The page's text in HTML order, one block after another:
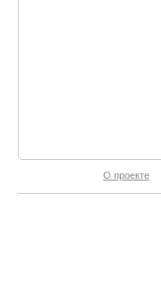
О проекте